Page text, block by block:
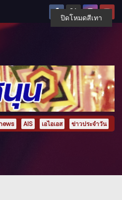
AIS เอไอเอส ข่าวประจำวัน
ปิดโหมดสีเทา